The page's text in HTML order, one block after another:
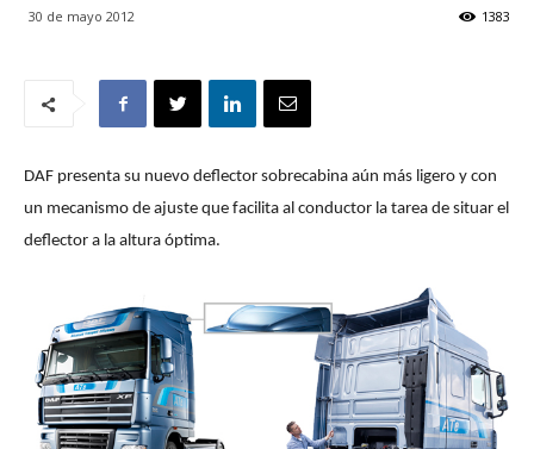
30 de mayo 2012 1383
DAF presenta su nuevo deflector sobrecabina aún más ligero y con
un mecanismo de ajuste que facilita al conductor la tarea de situar el
deflector a la altura óptima.